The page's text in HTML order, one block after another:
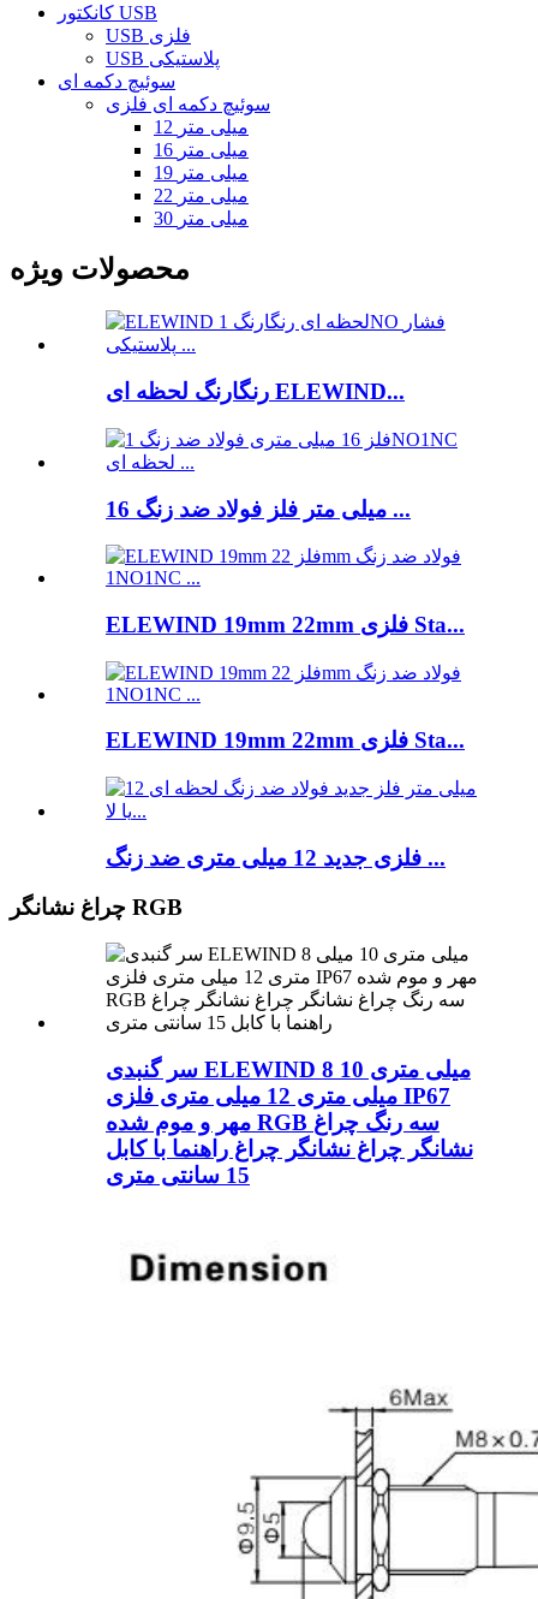
کانکتور USB
USB فلزی
USB پلاستیکی
سوئیچ دکمه ای
سوئیچ دکمه ای فلزی
12 میلی متر
16 میلی متر
19 میلی متر
22 میلی متر
30 میلی متر
محصولات ویژه
رنگارنگ لحظه ای ELEWIND...
16 میلی متر فلز فولاد ضد زنگ ...
ELEWIND 19mm 22mm فلزی Sta...
ELEWIND 19mm 22mm فلزی Sta...
فلزی جدید 12 میلی متری ضد زنگ ...
چراغ نشانگر RGB
سر گنبدی ELEWIND 8 میلی متری 10
میلی متری 12 میلی متری فلزی IP67
مهر و موم شده RGB سه رنگ چراغ
نشانگر چراغ نشانگر چراغ راهنما با کابل
15 سانتی متری